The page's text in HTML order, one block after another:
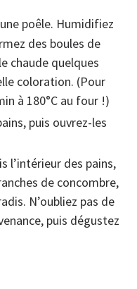
poêle. Humidifiez
des boules de
chaude quelques
coloration. (Pour
à 180°C au four !)
puis ouvrez-les
l’intérieur des pains,
de concombre,
N’oubliez pas de
puis dégustez